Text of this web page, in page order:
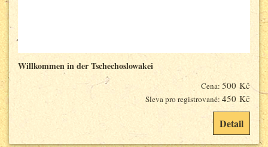
Willkommen in der Tschechoslowakei
Cena: 500 Kč
Sleva pro registrované: 450 Kč
Detail